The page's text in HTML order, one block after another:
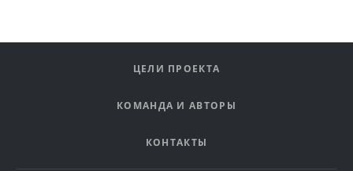
ЦЕЛИ ПРОЕКТА
КОМАНДА И АВТОРЫ
КОНТАКТЫ